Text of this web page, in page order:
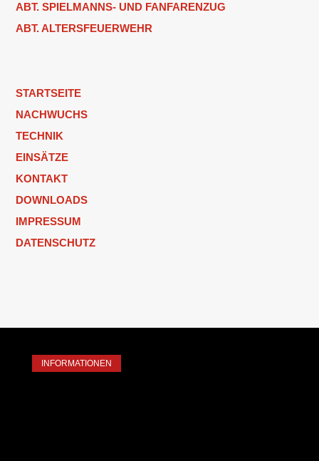
ABT. SPIELMANNS- UND FANFARENZUG
ABT. ALTERSFEUERWEHR
STARTSEITE
NACHWUCHS
TECHNIK
EINSÄTZE
KONTAKT
DOWNLOADS
IMPRESSUM
DATENSCHUTZ
INFORMATIONEN